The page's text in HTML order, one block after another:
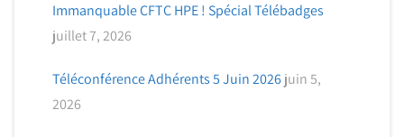
Immanquable CFTC HPE ! Spécial Télébadges
juillet 7, 2026
Téléconférence Adhérents 5 Juin 2026 juin 5,
2026